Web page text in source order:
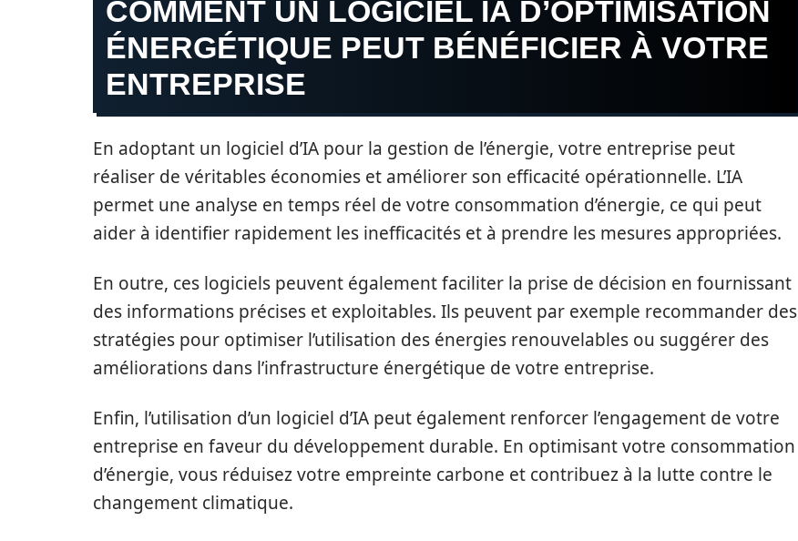
COMMENT UN LOGICIEL IA D’OPTIMISATION
ÉNERGÉTIQUE PEUT BÉNÉFICIER À VOTRE
ENTREPRISE
En adoptant un logiciel d’IA pour la gestion de l’énergie, votre entreprise peut
réaliser de véritables économies et améliorer son efficacité opérationnelle. L’IA
permet une analyse en temps réel de votre consommation d’énergie, ce qui peut
aider à identifier rapidement les inefficacités et à prendre les mesures appropriées.
En outre, ces logiciels peuvent également faciliter la prise de décision en fournissant
des informations précises et exploitables. Ils peuvent par exemple recommander des
stratégies pour optimiser l’utilisation des énergies renouvelables ou suggérer des
améliorations dans l’infrastructure énergétique de votre entreprise.
Enfin, l’utilisation d’un logiciel d’IA peut également renforcer l’engagement de votre
entreprise en faveur du développement durable. En optimisant votre consommation
d’énergie, vous réduisez votre empreinte carbone et contribuez à la lutte contre le
changement climatique.